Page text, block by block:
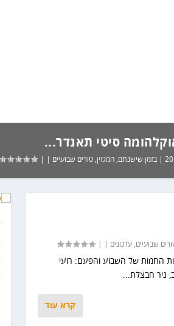
סיטי תאנדר...
|בזמן שישנתם,המגזין,טורים שבועיים |
|
שבועיים,עדכונים |
|
החמות של השבוע והפעם: רועי
ניר חבצלת...
קרא עוד